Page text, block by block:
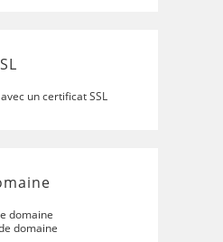
un certificat SSL
domaine
domaine